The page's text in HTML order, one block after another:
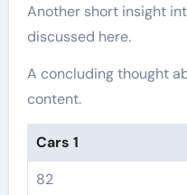
Another short insight
discussed here.
A concluding thought
content.
Cars 1
82